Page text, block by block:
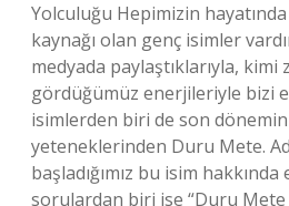
Yolculuğu Hepimizin
kaynağı olan genç isimler
medyada paylaştıklarıyla,
gördüğümüz enerjileriyle bizi
isimlerden biri de son
yeteneklerinden Duru Mete.
başladığımız bu isim
sorulardan biri ise “Duru Mete